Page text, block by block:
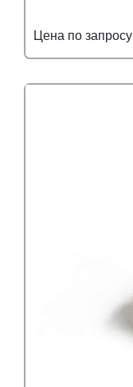
Цена по запросу